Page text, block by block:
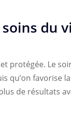
du
protégée. Le
qu’on favorise
de résultats